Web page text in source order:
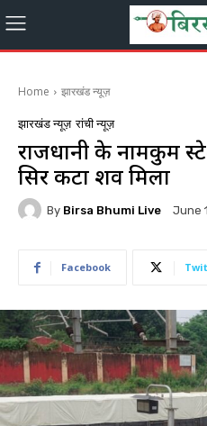
Home झारखंड न्यूज़
झारखंड न्यूज़ रांची न्यूज़
राजधानी के नामकुम
सिर कटा शव मिला
By Birsa Bhumi Live June
Facebook